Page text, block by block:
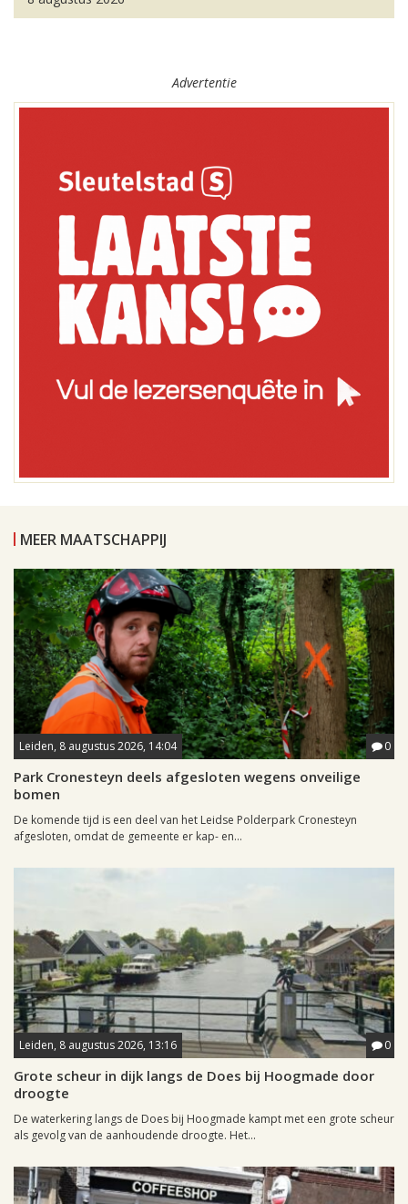
Advertentie
MEER MAATSCHAPPIJ
Leiden, 8 augustus 2026, 14:04 0
Park Cronesteyn deels afgesloten wegens onveilige
bomen
De komende tijd is een deel van het Leidse Polderpark Cronesteyn
afgesloten, omdat de gemeente er kap- en...
Leiden, 8 augustus 2026, 13:16 0
Grote scheur in dijk langs de Does bij Hoogmade door
droogte
De waterkering langs de Does bij Hoogmade kampt met een grote scheur
als gevolg van de aanhoudende droogte. Het...